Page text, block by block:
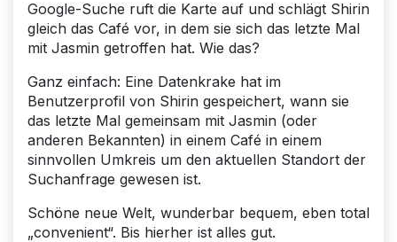
Google-Suche ruft die Karte auf und schlägt Shirin
gleich das Café vor, in dem sie sich das letzte Mal
mit Jasmin getroffen hat. Wie das?
Ganz einfach: Eine Datenkrake hat im
Benutzerprofil von Shirin gespeichert, wann sie
das letzte Mal gemeinsam mit Jasmin (oder
anderen Bekannten) in einem Café in einem
sinnvollen Umkreis um den aktuellen Standort der
Suchanfrage gewesen ist.
Schöne neue Welt, wunderbar bequem, eben total
„convenient“. Bis hierher ist alles gut.